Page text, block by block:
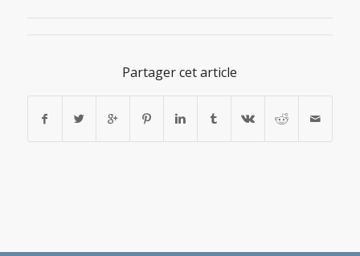
Partager cet article